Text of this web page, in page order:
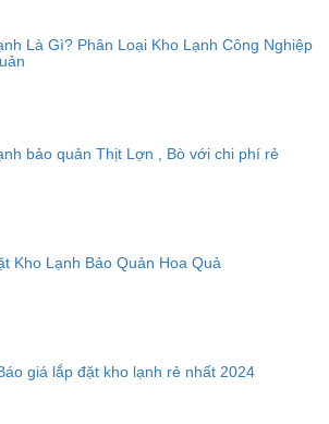
Là Gì? Phân Loại Kho Lạnh Công Nghiệp
bảo quản Thịt Lợn , Bò với chi phí rẻ
Kho Lạnh Bảo Quản Hoa Quả
giá lắp đặt kho lạnh rẻ nhất 2024